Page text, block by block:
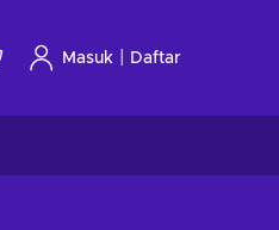
Masuk Daftar